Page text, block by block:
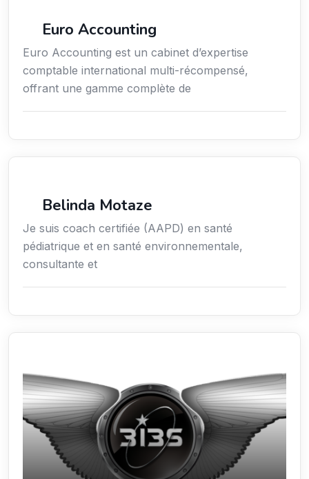
Euro Accounting
Euro Accounting est un cabinet d’expertise
comptable international multi-récompensé,
offrant une gamme complète de
Belinda Motaze
Je suis coach certifiée (AAPD) en santé
pédiatrique et en santé environnementale,
consultante et